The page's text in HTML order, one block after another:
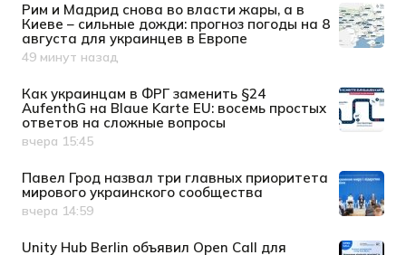
Рим и Мадрид снова во власти жары, а в
Киеве – сильные дожди: прогноз погоды на 8
августа для украинцев в Европе
Дата публикации
49 минут назад
Как украинцам в ФРГ заменить §24
AufenthG на Blaue Karte EU: восемь простых
ответов на сложные вопросы
Дата публикации
вчера 15:45
Павел Грод назвал три главных приоритета
мирового украинского сообщества
Дата публикации
вчера 14:59
Unity Hub Berlin объявил Open Call для